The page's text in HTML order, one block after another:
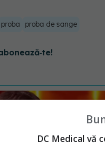
proba proba de sange
DC Medical vă